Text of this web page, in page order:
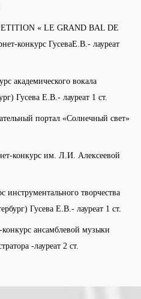
« LE GRAND BAL DE
конкурс ГусеваЕ.В.- лауреат
академического вокала
Гусева Е.В.- лауреат 1 ст.
портал «Солнечный свет»
конкурс им. Л.И. Алексеевой
творчества
Гусева Е.В.- лауреат 1 ст.
конкурс ансамблевой музыки
-лауреат 2 ст.